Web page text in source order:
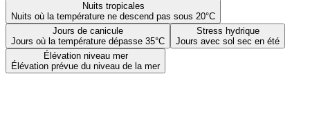
Nuits tropicales
Nuits où la température ne descend pas sous 20°C
Jours de canicule
Jours où la température dépasse 35°C
Stress hydrique
Jours avec sol sec en été
Élévation niveau mer
Élévation prévue du niveau de la mer